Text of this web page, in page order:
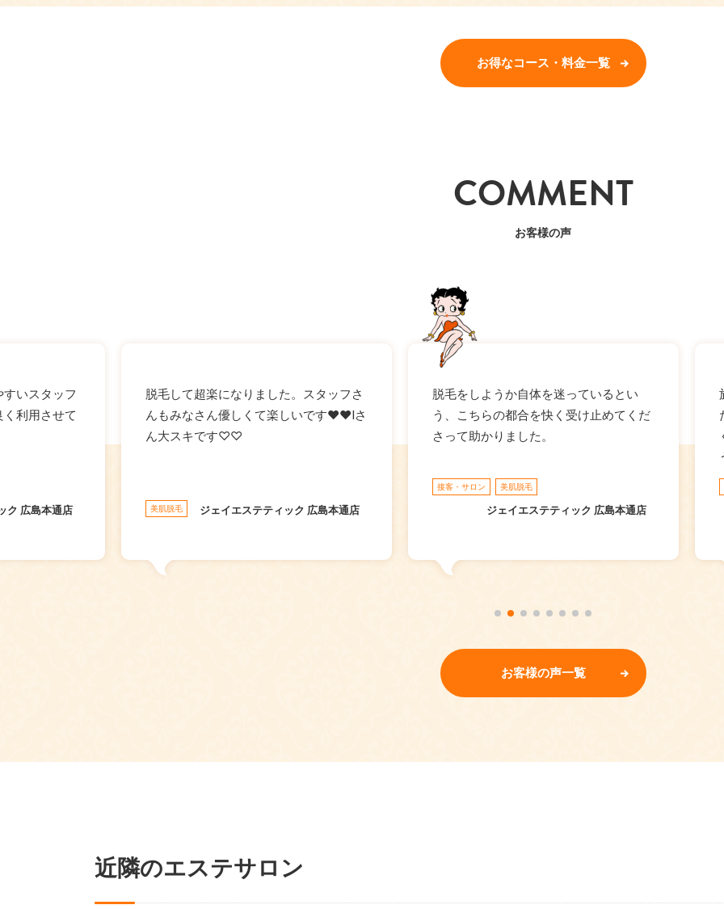
お得なコース・料金一覧
COMMENT
お客様の声
いスタッフ
利用させて
ク 広島本通店
脱毛して超楽になりました。スタッフさ
んもみなさん優しくて楽しいです❤❤Iさ
ん大スキです♡♡
美肌脱毛 ジェイエステティック 広島本通店
脱毛をしようか自体を迷っているとい
う、こちらの都合を快く受け止めてくだ
さって助かりました。
接客・サロン 美肌脱毛
ジェイエステティック 広島本通店
お客様の声一覧
近隣のエステサロン